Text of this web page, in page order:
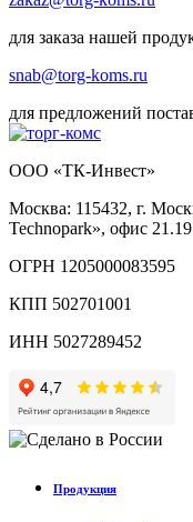
для заказа нашей
snab@torg-koms.ru
для предложений
ООО «ТК-Инвест»
Москва: 115432, г.
Technopark», офис 21.19
ОГРН 1205000083595
КПП 502701001
ИНН 5027289452
Продукция